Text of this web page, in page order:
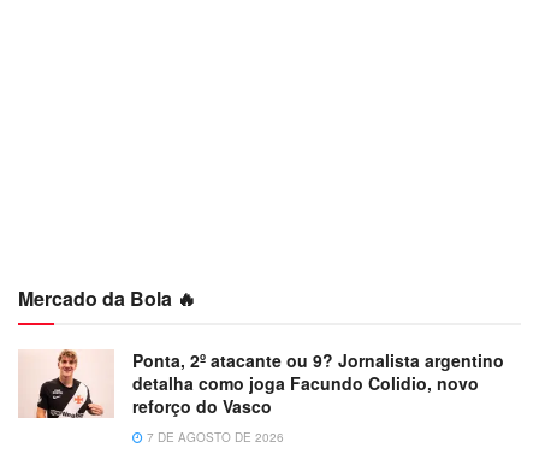
Mercado da Bola 🔥
Ponta, 2º atacante ou 9? Jornalista argentino
detalha como joga Facundo Colidio, novo
reforço do Vasco
7 DE AGOSTO DE 2026